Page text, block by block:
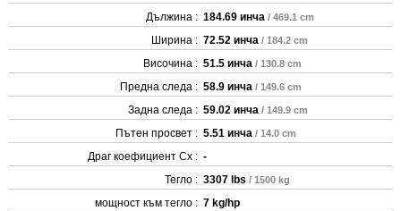
Дължина : 184.69 инча / 469.1 cm
Ширина : 72.52 инча / 184.2 cm
Височина : 51.5 инча / 130.8 cm
Предна следа : 58.9 инча / 149.6 cm
Задна следа : 59.02 инча / 149.9 cm
Пътен просвет : 5.51 инча / 14.0 cm
Драг коефициент Cx : -
Тегло : 3307 lbs / 1500 kg
мощност към тегло : 7 kg/hp